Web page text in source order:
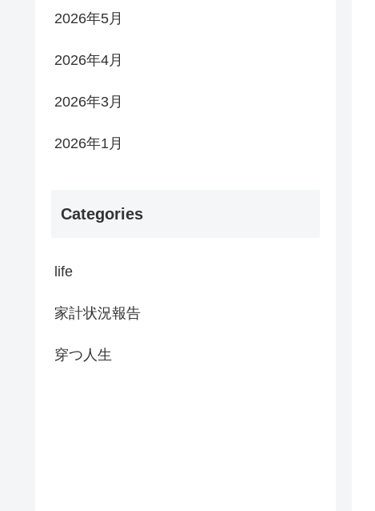
2026年5月
2026年4月
2026年3月
2026年1月
Categories
life
家計状況報告
穿つ人生